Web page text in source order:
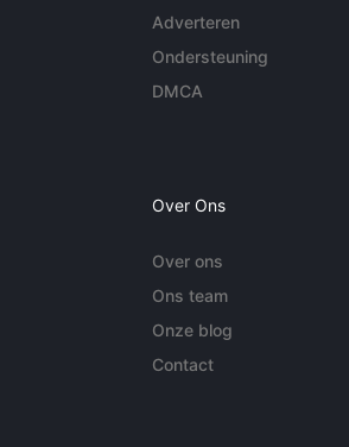
Adverteren
Ondersteuning
DMCA
Over Ons
Over ons
Ons team
Onze blog
Contact